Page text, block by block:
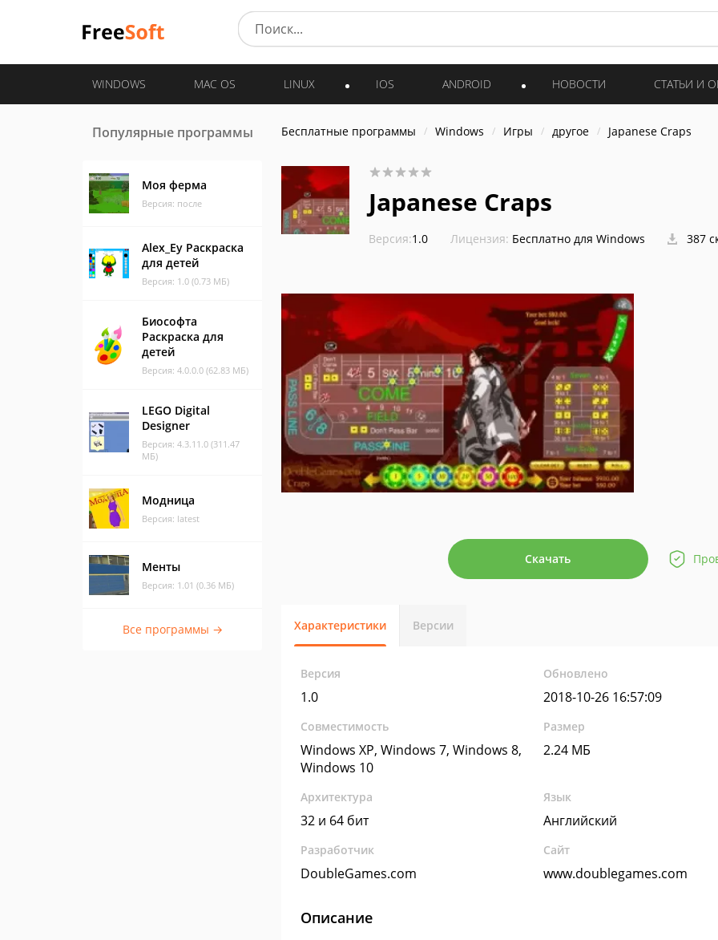
WINDOWS MAC OS LINUX IOS ANDROID НОВОСТИ СТАТЬИ И
Популярные программы
Моя ферма
Версия: после
Alex_Ey Раскраска
для детей
Версия: 1.0 (0.73 МБ)
Биософта
Раскраска для
детей
Версия: 4.0.0.0 (62.83 МБ)
LEGO Digital
Designer
Версия: 4.3.11.0 (311.47
МБ)
Модница
Версия: latest
Менты
Версия: 1.01 (0.36 МБ)
Все программы →
Бесплатные программы Windows Игры другое Japanese Craps
Japanese Craps
Версия:1.0 Лицензия: Бесплатно для Windows 387
Скачать
Характеристики Версии
Версия
1.0
Обновлено
2018-10-26 16:57:09
Совместимость
Windows XP, Windows 7, Windows 8,
Windows 10
Размер
2.24 МБ
Архитектура
32 и 64 бит
Язык
Английский
Разработчик
DoubleGames.com
Сайт
www.doublegames.com
Описание